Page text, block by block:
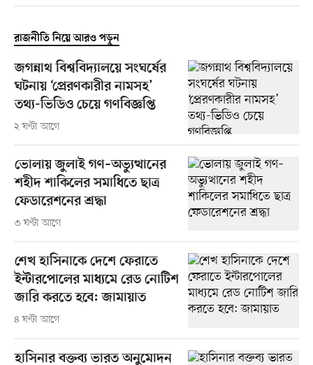
রাজনীতি নিয়ে আরও পড়ুন
জগন্নাথ বিশ্ববিদ্যালয়ে সংঘর্ষের
ঘটনায় ‘প্রেরণকারীর নামসহ’
তথ্য-ভিডিও চেয়ে গণবিজ্ঞপ্তি
২ ঘণ্টা আগে
ভোলায় জুলাই গণ–অভ্যুত্থানের
শহীদ শাকিলের সমাধিতে ছাত্র
ফেডারেশনের শ্রদ্ধা
৩ ঘণ্টা আগে
শেখ হাসিনাকে দেশে ফেরাতে
ইন্টারপোলের মাধ্যমে রেড নোটিশ
জারি করতে হবে: জামায়াত
৪ ঘণ্টা আগে
হাসিনার বক্তব্য ভারত অনুমোদন